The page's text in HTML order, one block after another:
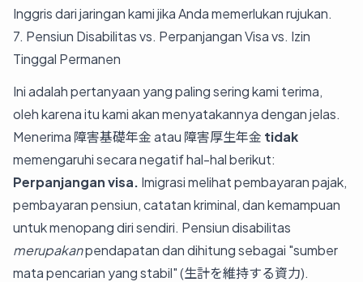
Inggris dari jaringan kami jika Anda memerlukan rujukan.
7. Pensiun Disabilitas vs. Perpanjangan Visa vs. Izin
Tinggal Permanen
Ini adalah pertanyaan yang paling sering kami terima,
oleh karena itu kami akan menyatakannya dengan jelas.
Menerima 障害基礎年金 atau 障害厚生年金 tidak
memengaruhi secara negatif hal-hal berikut:
Perpanjangan visa. Imigrasi melihat pembayaran pajak,
pembayaran pensiun, catatan kriminal, dan kemampuan
untuk menopang diri sendiri. Pensiun disabilitas
merupakanpendapatan dan dihitung sebagai "sumber
mata pencarian yang stabil" (生計を維持する資力).